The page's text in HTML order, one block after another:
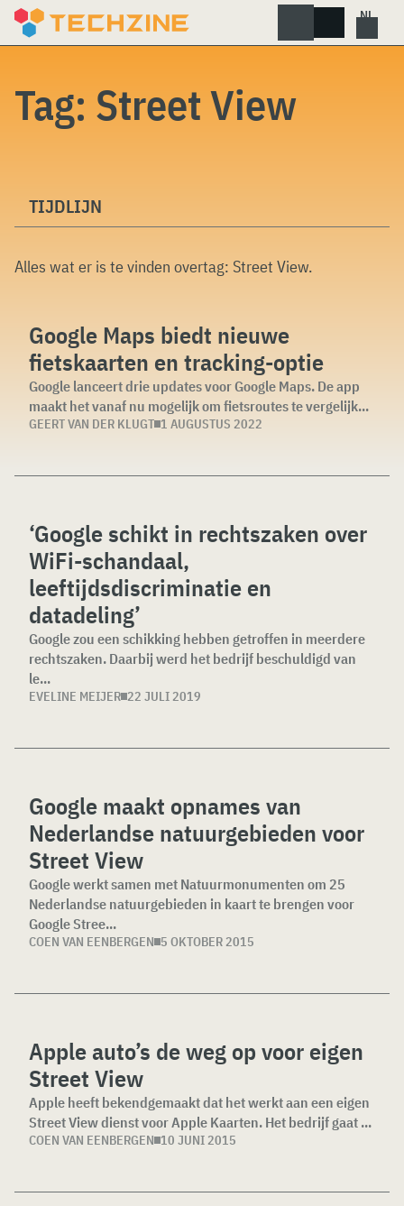
Skip
Tag: Street View
TIJDLIJN
Alles wat er is te vinden overtag: Street View.
Google Maps biedt nieuwe
fietskaarten en tracking-optie
Google lanceert drie updates voor Google Maps. De app
maakt het vanaf nu mogelijk om fietsroutes te vergelijk...
GEERT VAN DER KLUGT 1 AUGUSTUS 2022
‘Google schikt in rechtszaken over
WiFi-schandaal,
leeftijdsdiscriminatie en
datadeling’
Google zou een schikking hebben getroffen in meerdere
rechtszaken. Daarbij werd het bedrijf beschuldigd van
le...
EVELINE MEIJER 22 JULI 2019
Google maakt opnames van
Nederlandse natuurgebieden voor
Street View
Google werkt samen met Natuurmonumenten om 25
Nederlandse natuurgebieden in kaart te brengen voor
Google Stree...
COEN VAN EENBERGEN 5 OKTOBER 2015
Apple auto’s de weg op voor eigen
Street View
Apple heeft bekendgemaakt dat het werkt aan een eigen
Street View dienst voor Apple Kaarten. Het bedrijf gaat ...
COEN VAN EENBERGEN 10 JUNI 2015